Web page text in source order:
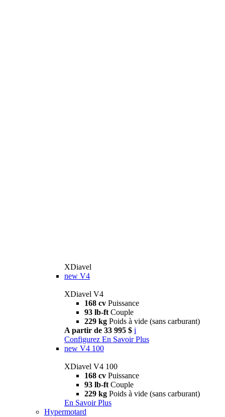
XDiavel
new V4
XDiavel V4
168 cv Puissance
93 lb-ft Couple
229 kg Poids à vide (sans carburant)
A partir de 33 995 $ i
Configurez En Savoir Plus
new V4 100
XDiavel V4 100
168 cv Puissance
93 lb-ft Couple
229 kg Poids à vide (sans carburant)
En Savoir Plus
Hypermotard